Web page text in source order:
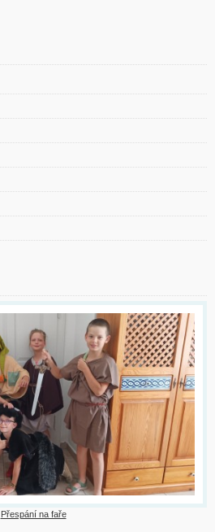
Přespání na faře